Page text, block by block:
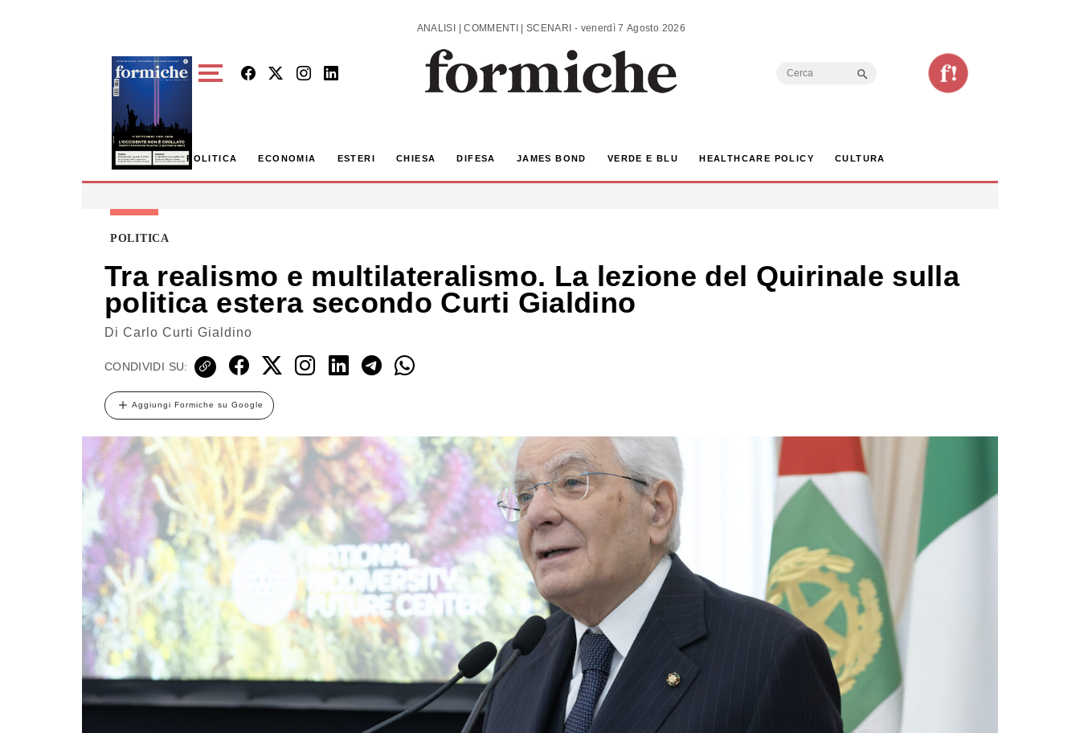
ANALISI | COMMENTI | SCENARI - venerdì 7 Agosto 2026
Search
POLITICA ECONOMIA ESTERI CHIESA DIFESA JAMES BOND VERDE E BLU HEALTHCARE POLICY CULTURA
POLITICA
Tra realismo e multilateralismo. La lezione del Quirinale sulla
politica estera secondo Curti Gialdino
Di Carlo Curti Gialdino
CONDIVIDI SU:
Aggiungi Formiche su Google